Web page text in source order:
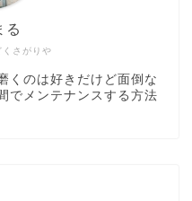
さがりや
る
くのは好きだけど面倒な
でメンテナンスする方法